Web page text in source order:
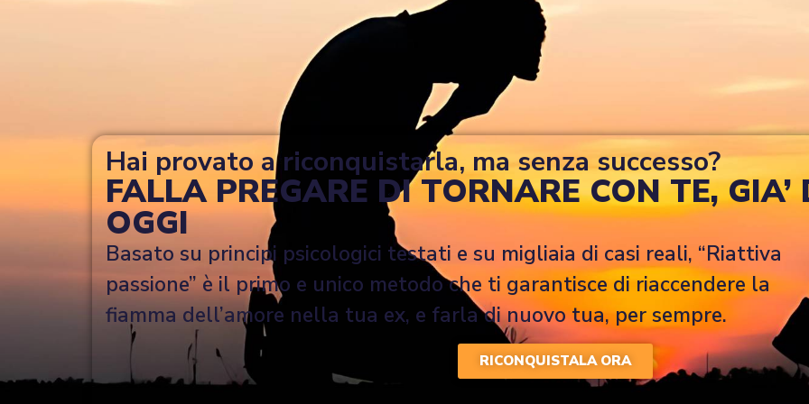
Hai provato a riconquistarla, ma senza successo?
FALLA PREGARE DI TORNARE CON TE, GIA’
OGGI
Basato su principi psicologici testati e su migliaia di casi reali, “Riattiva
passione” è il primo e unico metodo che ti garantisce di riaccendere la
fiamma dell’amore nella tua ex, e farla di nuovo tua, per sempre.
RICONQUISTALA ORA